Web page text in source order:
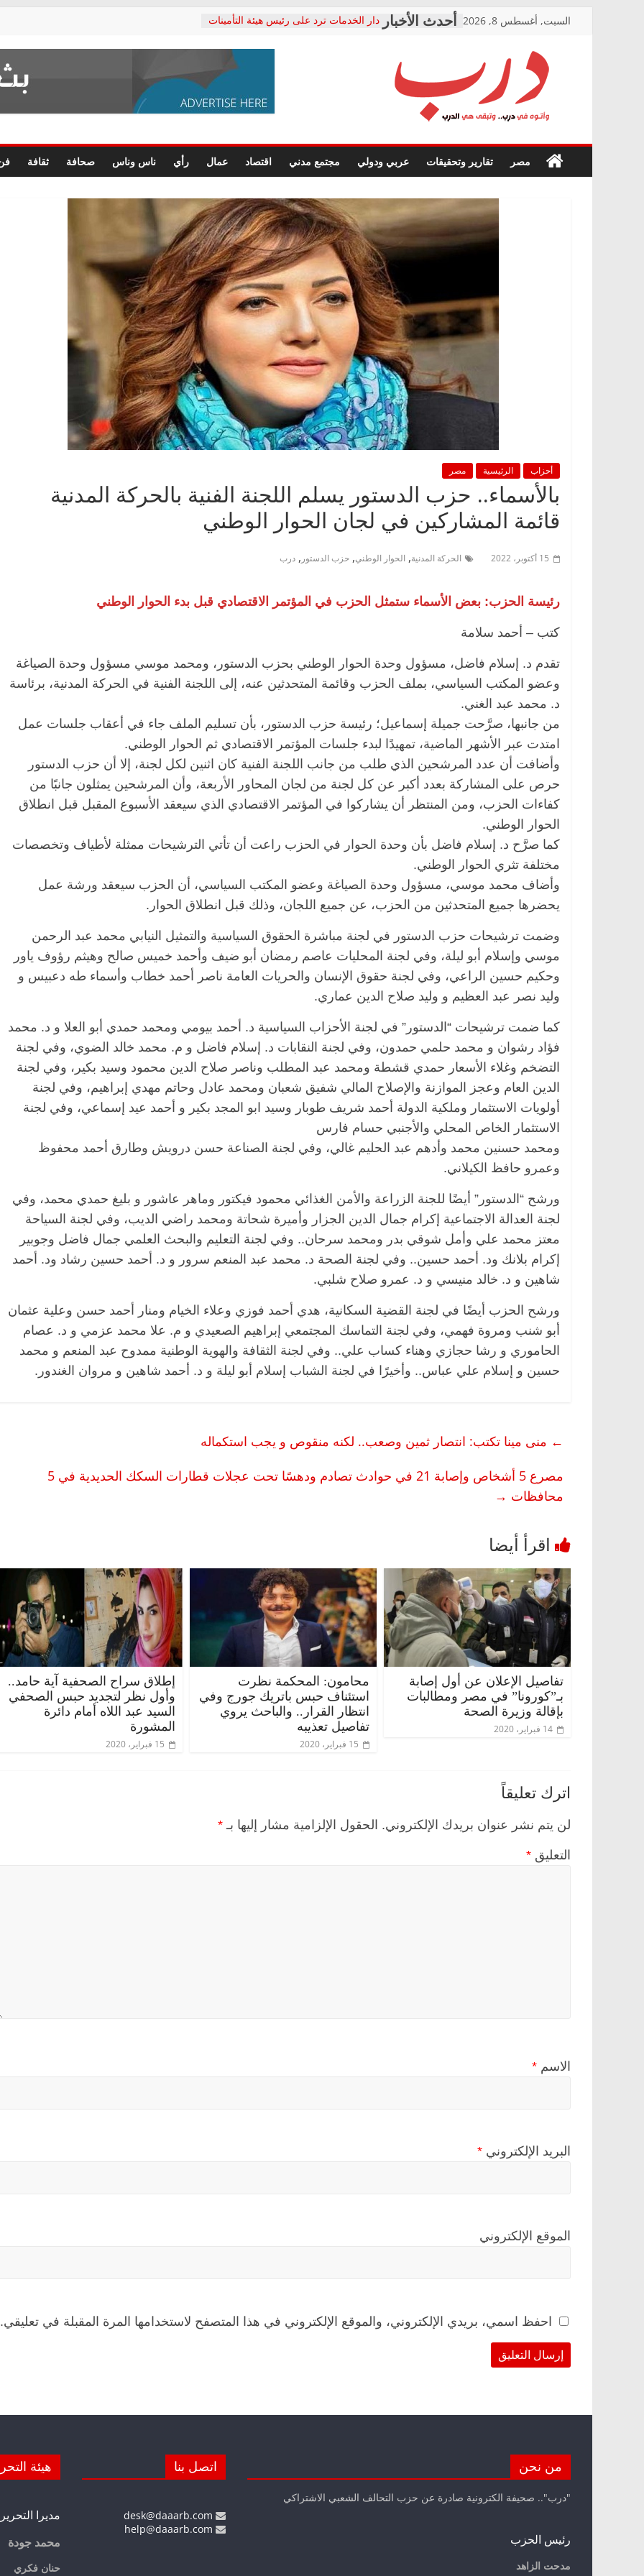
السبت, أغسطس 8, 2026
دار الخدمات ترد على رئيس هيئة التأمينات
معاناة أصحاب المعاشات.. ونطالب بكشف
فرحات سليمان يكتب: القطاع الصحي إلى
حزب التحالف الشعبي يطلق لجنة “الحق
صور .. اعتماد الرسومات النهائية للقرار
الوزاري لمدينة الصحفيين.. وانتهاء أعمال
إنشاء المبنى الإداري
متابعة قضية الدكتور محمد زهران.. ويؤكد:
قرينة البراءة وضمانات المحاكمة العادلة
حق أصيل
درب
في
درب..
مصر تقارير وتحقيقات عربي ودولي مجتمع مدني اقتصاد عمال رأي ناس وناس صحافة ثقافة
أحزاب الرئيسية مصر
بالأسماء.. حزب الدستور يسلم اللجنة الفنية بالحركة المدنية
قائمة المشاركين في لجان الحوار الوطني
15 أكتوبر، 2022 الحركة المدنية, الحوار الوطني, حزب الدستور , درب
رئيسة الحزب: بعض الأسماء ستمثل الحزب في المؤتمر الاقتصادي قبل بدء الحوار الوطني
كتب – أحمد سلامة
تقدم د. إسلام فاضل، مسؤول وحدة الحوار الوطني بحزب الدستور، ومحمد موسي مسؤول وحدة الصياغة
وعضو المكتب السياسي، بملف الحزب وقائمة المتحدثين عنه، إلى اللجنة الفنية في الحركة المدنية، برئاسة
د. محمد عبد الغني.
من جانبها، صرَّحت جميلة إسماعيل؛ رئيسة حزب الدستور، بأن تسليم الملف جاء في أعقاب جلسات عمل
امتدت عبر الأشهر الماضية، تمهيدًا لبدء جلسات المؤتمر الاقتصادي ثم الحوار الوطني.
وأضافت أن عدد المرشحين الذي طلب من جانب اللجنة الفنية كان اثنين لكل لجنة، إلا أن حزب الدستور
حرص على المشاركة بعدد أكبر عن كل لجنة من لجان المحاور الأربعة، وأن المرشحين يمثلون جانبًا من
كفاءات الحزب، ومن المنتظر أن يشاركوا في المؤتمر الاقتصادي الذي سيعقد الأسبوع المقبل قبل انطلاق
الحوار الوطني.
كما صرَّح د. إسلام فاضل بأن وحدة الحوار في الحزب راعت أن تأتي الترشيحات ممثلة لأطياف وتخصصات
مختلفة تثري الحوار الوطني.
وأضاف محمد موسي، مسؤول وحدة الصياغة وعضو المكتب السياسي، أن الحزب سيعقد ورشة عمل
يحضرها جميع المتحدثين من الحزب، عن جميع اللجان، وذلك قبل انطلاق الحوار.
وضمت ترشيحات حزب الدستور في لجنة مباشرة الحقوق السياسية والتمثيل النيابي محمد عبد الرحمن
موسي وإسلام أبو ليلة، وفي لجنة المحليات عاصم رمضان أبو ضيف وأحمد خميس صالح وهيثم رؤوف ياور
وحكيم حسين الراعي، وفي لجنة حقوق الإنسان والحريات العامة ناصر أحمد خطاب وأسماء طه دعبيس و
وليد نصر عبد العظيم و وليد صلاح الدين عماري.
كما ضمت ترشيحات “الدستور” في لجنة الأحزاب السياسية د. أحمد بيومي ومحمد حمدي أبو العلا و د. محمد
فؤاد رشوان و محمد حلمي حمدون، وفي لجنة النقابات د. إسلام فاضل و م. محمد خالد الضوي، وفي لجنة
التضخم وغلاء الأسعار حمدي قشطة ومحمد عبد المطلب وناصر صلاح الدين محمود وسيد بكير، وفي لجنة
الدين العام وعجز الموازنة والإصلاح المالي شفيق شعبان ومحمد عادل وحاتم مهدي إبراهيم، وفي لجنة
أولويات الاستثمار وملكية الدولة أحمد شريف طوبار وسيد ابو المجد بكير و أحمد عيد إسماعي، وفي لجنة
الاستثمار الخاص المحلي والأجنبي حسام فارس
ومحمد حسنين محمد وأدهم عبد الحليم غالي، وفي لجنة الصناعة حسن درويش وطارق أحمد محفوظ
وعمرو حافظ الكيلاني.
ورشح “الدستور” أيضًا للجنة الزراعة والأمن الغذائي محمود فيكتور وماهر عاشور و بليغ حمدي محمد، وفي
لجنة العدالة الاجتماعية إكرام جمال الدين الجزار وأميرة شحاتة ومحمد راضي الديب، وفي لجنة السياحة
معتز محمد علي وأمل شوقي بدر ومحمد سرحان.. وفي لجنة التعليم والبحث العلمي جمال فاضل وجوبير
إكرام بلانك ود. أحمد حسين.. وفي لجنة الصحة د. محمد عبد المنعم سرور و د. أحمد حسين رشاد ود. أحمد
شاهين و د. خالد منيسي و د. عمرو صلاح شلبي.
ورشح الحزب أيضًا في لجنة القضية السكانية، هدي أحمد فوزي وعلاء الخيام ومنار أحمد حسن وعلية عثمان
أبو شنب ومروة فهمي، وفي لجنة التماسك المجتمعي إبراهيم الصعيدي و م. علا محمد عزمي و د. عصام
الحاموري و رشا حجازي وهناء كساب علي.. وفي لجنة الثقافة والهوية الوطنية ممدوح عبد المنعم و محمد
حسين و إسلام علي عباس.. وأخيرًا في لجنة الشباب إسلام أبو ليلة و د. أحمد شاهين و مروان الغندور.
← منى مينا تكتب: انتصار ثمين وصعب.. لكنه منقوص و يجب استكماله
مصرع 5 أشخاص وإصابة 21 في حوادث تصادم ودهسًا تحت عجلات قطارات السكك الحديدية في 5
محافظات →
تفاصيل الإعلان عن أول إصابة
بـ”كورونا” في مصر ومطالبات
بإقالة وزيرة الصحة
14 فبراير، 2020
محامون: المحكمة نظرت
استئناف حبس باتريك جورج وفي
انتظار القرار.. والباحث يروي
تفاصيل تعذيبه
15 فبراير، 2020
إطلاق سراح الصحفية آية حامد..
وأول نظر لتجديد حبس الصحفي
السيد عبد اللاه أمام دائرة
المشورة
15 فبراير، 2020
اترك تعليقاً
لن يتم نشر عنوان بريدك الإلكتروني. الحقول الإلزامية مشار إليها بـ *
التعليق *
الاسم *
البريد الإلكتروني *
الموقع الإلكتروني
احفظ اسمي، بريدي الإلكتروني، والموقع الإلكتروني في هذا المتصفح لاستخدامها المرة المقبلة في تعليقي.
مقعد شاغر على مائدة الإفطار.. يحيى
حسين عبدالهادي فارس مقاومة
الخصخصة الذي دافع عن المال العام
(بروفايل)
21 فبراير، 2026
في ذكرى رحيله.. د. نور فرحات فقيه
قانوني دافع عن قضايا الوطن وانحاز
للحرية (بروفايل)
26 يناير، 2026
فاروق.. خبير اقتصادي
ميلاده وحيداً على أبواب
من نحن
"درب".. صحيفة الكترونية صادرة عن حزب التحالف الشعبي الاشتراكي
رئيس الحزب
مدحت الزاهد
اتصل بنا هيئة
مديرا التحرير
محمد جودة
حنان فكري